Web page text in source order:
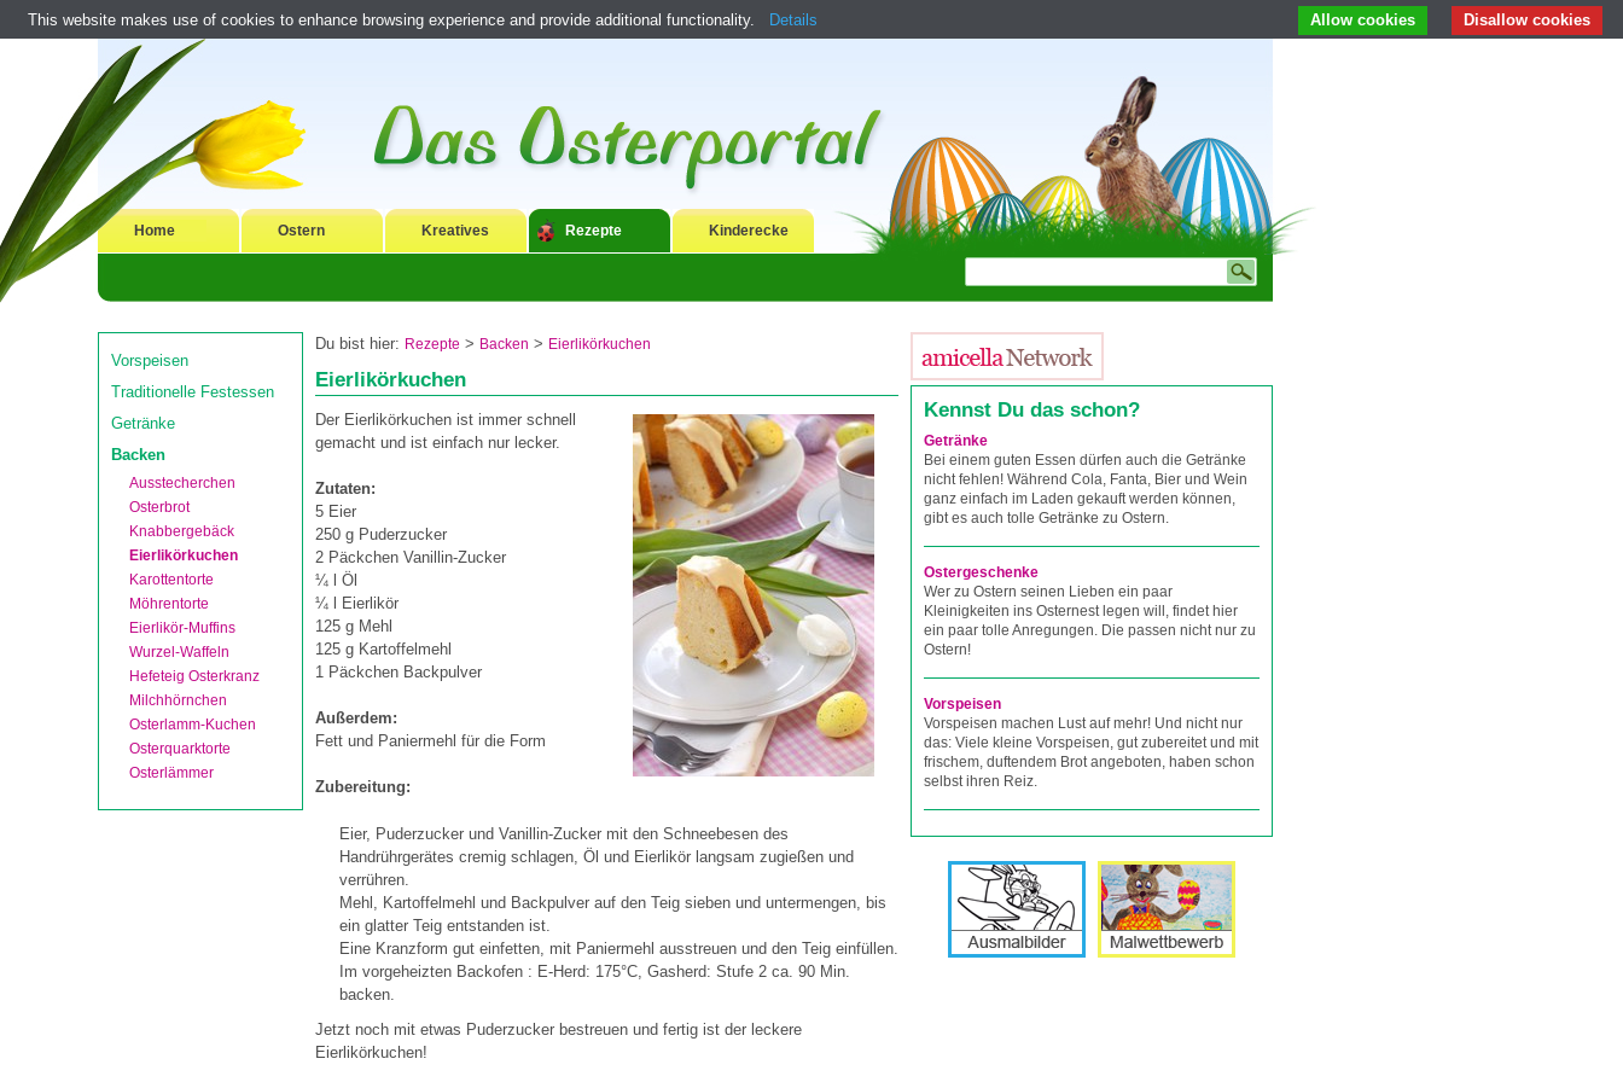
Home Ostern Kreatives Rezepte Kinderecke
Vorspeisen
Traditionelle Festessen
Getränke
Backen
Ausstecherchen
Osterbrot
Knabbergebäck
Eierlikörkuchen
Karottentorte
Möhrentorte
Eierlikör-Muffins
Wurzel-Waffeln
Hefeteig Osterkranz
Milchhörnchen
Osterlamm-Kuchen
Osterquarktorte
Osterlämmer
Du bist hier: Rezepte > Backen > Eierlikörkuchen
Eierlikörkuchen
Der Eierlikörkuchen ist immer schnell
gemacht und ist einfach nur lecker.
Zutaten:
5 Eier
250 g Puderzucker
2 Päckchen Vanillin-Zucker
¼ l Öl
¼ l Eierlikör
125 g Mehl
125 g Kartoffelmehl
1 Päckchen Backpulver
Außerdem:
Fett und Paniermehl für die Form
Zubereitung:
Eier, Puderzucker und Vanillin-Zucker mit den Schneebesen des
Handrührgerätes cremig schlagen, Öl und Eierlikör langsam zugießen und
verrühren.
Mehl, Kartoffelmehl und Backpulver auf den Teig sieben und untermengen, bis
ein glatter Teig entstanden ist.
Eine Kranzform gut einfetten, mit Paniermehl ausstreuen und den Teig einfüllen.
Im vorgeheizten Backofen : E-Herd: 175°C, Gasherd: Stufe 2 ca. 90 Min.
backen.
Jetzt noch mit etwas Puderzucker bestreuen und fertig ist der leckere
Eierlikörkuchen!
Kennst Du das schon?
Getränke
Bei einem guten Essen dürfen auch die Getränke
nicht fehlen! Während Cola, Fanta, Bier und Wein
ganz einfach im Laden gekauft werden können,
gibt es auch tolle Getränke zu Ostern.
Ostergeschenke
Wer zu Ostern seinen Lieben ein paar
Kleinigkeiten ins Osternest legen will, findet hier
ein paar tolle Anregungen. Die passen nicht nur zu
Ostern!
Vorspeisen
Vorspeisen machen Lust auf mehr! Und nicht nur
das: Viele kleine Vorspeisen, gut zubereitet und mit
frischem, duftendem Brot angeboten, haben schon
selbst ihren Reiz.
This website makes use of cookies to enhance browsing experience and provide additional functionality. Details Disallow cookies
Allow cookies